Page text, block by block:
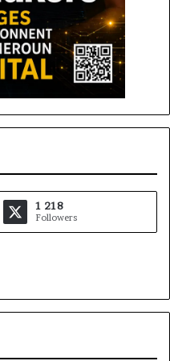
1 218
Followers